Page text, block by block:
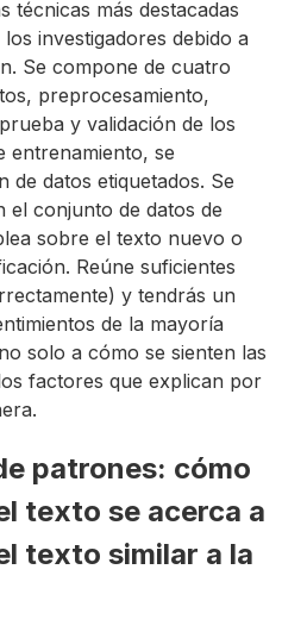
técnicas más destacadas
investigadores debido a
Se compone de cuatro
preprocesamiento,
y validación de los
entrenamiento, se
datos etiquetados. Se
el conjunto de datos de
sobre el texto nuevo o
Reúne suficientes
y tendrás un
de la mayoría
solo a cómo se sienten las
factores que explican por
patrones: cómo
texto se acerca a
texto similar a la